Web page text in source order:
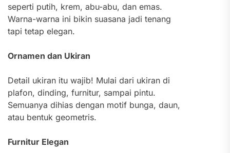
seperti putih, krem, abu-abu, dan emas.
Warna-warna ini bikin suasana jadi tenang
tapi tetap elegan.
Ornamen dan Ukiran
Detail ukiran itu wajib! Mulai dari ukiran di
plafon, dinding, furnitur, sampai pintu.
Semuanya dihias dengan motif bunga, daun,
atau bentuk geometris.
Furnitur Elegan